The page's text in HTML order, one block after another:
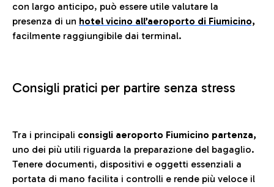
con largo anticipo, può essere utile valutare la
presenza di un hotel vicino all’aeroporto di Fiumicino,
facilmente raggiungibile dai terminal.
Consigli pratici per partire senza stress
Tra i principali consigli aeroporto Fiumicino partenza,
uno dei più utili riguarda la preparazione del bagaglio.
Tenere documenti, dispositivi e oggetti essenziali a
portata di mano facilita i controlli e rende più veloce il